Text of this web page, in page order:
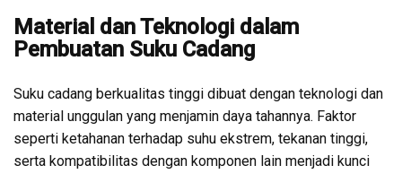
Material dan Teknologi dalam
Pembuatan Suku Cadang
Suku cadang berkualitas tinggi dibuat dengan teknologi dan
material unggulan yang menjamin daya tahannya. Faktor
seperti ketahanan terhadap suhu ekstrem, tekanan tinggi,
serta kompatibilitas dengan komponen lain menjadi kunci